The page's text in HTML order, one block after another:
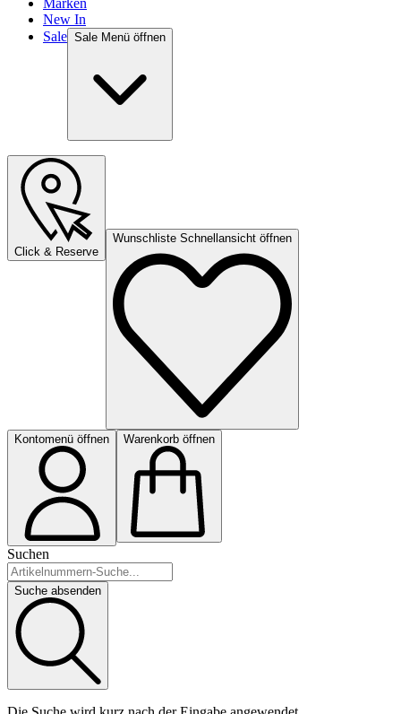
New In
Sale Sale Menü öffnen
Click & Reserve
Wunschliste Schnellansicht öffnen
Kontomenü öffnen Warenkorb öffnen
Suchen
Suche absenden